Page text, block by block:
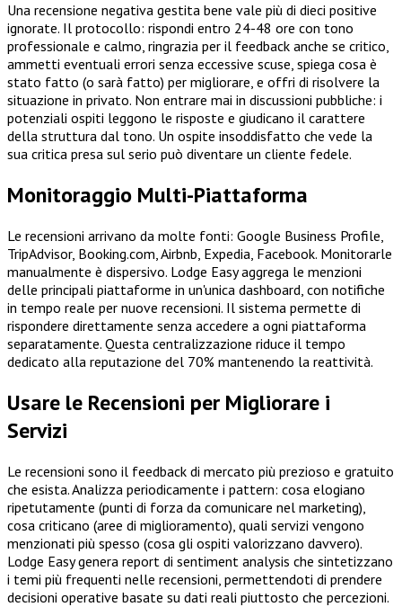
Una recensione negativa gestita bene vale più di dieci positive
ignorate. Il protocollo: rispondi entro 24-48 ore con tono
professionale e calmo, ringrazia per il feedback anche se critico,
ammetti eventuali errori senza eccessive scuse, spiega cosa è
stato fatto (o sarà fatto) per migliorare, e offri di risolvere la
situazione in privato. Non entrare mai in discussioni pubbliche: i
potenziali ospiti leggono le risposte e giudicano il carattere
della struttura dal tono. Un ospite insoddisfatto che vede la
sua critica presa sul serio può diventare un cliente fedele.
Monitoraggio Multi-Piattaforma
Le recensioni arrivano da molte fonti: Google Business Profile,
TripAdvisor, Booking.com, Airbnb, Expedia, Facebook. Monitorarle
manualmente è dispersivo. Lodge Easy aggrega le menzioni
delle principali piattaforme in un'unica dashboard, con notifiche
in tempo reale per nuove recensioni. Il sistema permette di
rispondere direttamente senza accedere a ogni piattaforma
separatamente. Questa centralizzazione riduce il tempo
dedicato alla reputazione del 70% mantenendo la reattività.
Usare le Recensioni per Migliorare i
Servizi
Le recensioni sono il feedback di mercato più prezioso e gratuito
che esista. Analizza periodicamente i pattern: cosa elogiano
ripetutamente (punti di forza da comunicare nel marketing),
cosa criticano (aree di miglioramento), quali servizi vengono
menzionati più spesso (cosa gli ospiti valorizzano davvero).
Lodge Easy genera report di sentiment analysis che sintetizzano
i temi più frequenti nelle recensioni, permettendoti di prendere
decisioni operative basate su dati reali piuttosto che percezioni.